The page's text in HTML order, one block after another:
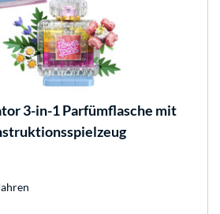
3-in-1 Parfümflasche mit